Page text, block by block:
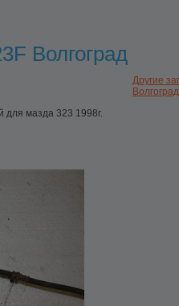
Волгоград
Другие
Волгоград
мазда 323 1998г.